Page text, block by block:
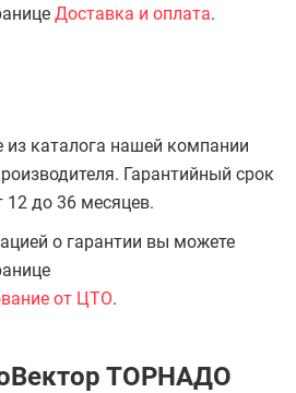
Доставка и оплата.
из каталога нашей компании
Гарантийный срок
12 до 36 месяцев.
о гарантии вы можете
от ЦТО.
ТОРНАДО